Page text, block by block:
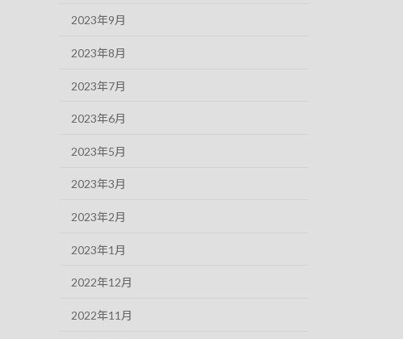
2023年9月
2023年8月
2023年7月
2023年6月
2023年5月
2023年3月
2023年2月
2023年1月
2022年12月
2022年11月